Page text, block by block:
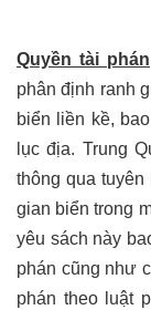
Quyền tài phán
phân định ranh
biển liền kề,
lục địa. Trung
thông qua
gian biển trong
yêu sách này
phán cũng như
phán theo luật